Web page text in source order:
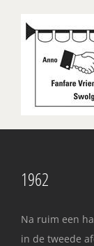
1962
Na ruim een
in de tweede